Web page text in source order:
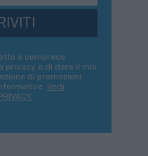
e compreso
privacy e di dare il mio
di promozioni
Vedi